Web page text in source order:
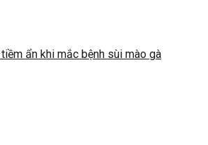
ẩn khi mắc bệnh sùi mào gà